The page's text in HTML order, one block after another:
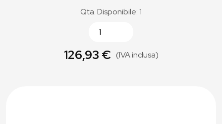
Qta. Disponibile: 1
126,93 € (IVA inclusa)